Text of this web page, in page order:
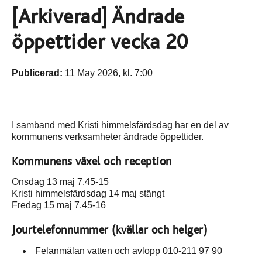
[Arkiverad] Ändrade
öppettider vecka 20
Publicerad: 11 May 2026, kl. 7:00
I samband med Kristi himmelsfärdsdag har en del av
kommunens verksamheter ändrade öppettider.
Kommunens växel och reception
Onsdag 13 maj 7.45-15
Kristi himmelsfärdsdag 14 maj stängt
Fredag 15 maj 7.45-16
Jourtelefonnummer (kvällar och helger)
Felanmälan vatten och avlopp 010-211 97 90